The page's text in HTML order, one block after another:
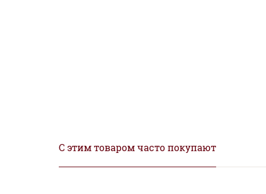
С этим товаром часто покупают